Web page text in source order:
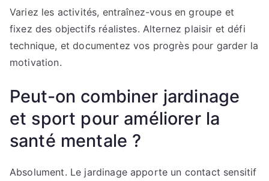
Variez les activités, entraînez-vous en groupe et
fixez des objectifs réalistes. Alternez plaisir et défi
technique, et documentez vos progrès pour garder la
motivation.
Peut-on combiner jardinage
et sport pour améliorer la
santé mentale ?
Absolument. Le jardinage apporte un contact sensitif